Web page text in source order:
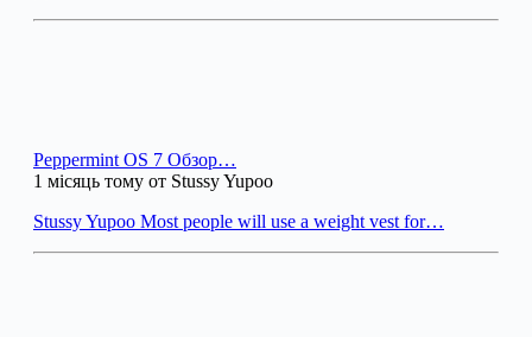
Peppermint OS 7 Обзор…
1 місяць тому от Stussy Yupoo
Stussy Yupoo Most people will use a weight vest for…